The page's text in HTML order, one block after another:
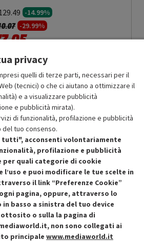
-14.99%
ridotto da
a-29.99%
al carrello
RICONDIZIONATI
del 30% sul prodotto ricondizionato.
vendita Recedere dal contratto qui
privacy
quelli di terze parti, necessari per il
(tecnici) o che ci aiutano a ottimizzare il
e a visualizzare pubblicità
e pubblicità mirata).
di funzionalità, profilazione e pubblicità
tuo consenso.
tutti", acconsenti volontariamente
profilazione e pubblicità
per quali categorie di cookie
l’uso e puoi modificare le tue scelte in
il link “Preferenze Cookie”
pagina, oppure, attraverso lo
basso a sinistra del tuo device
o sulla la pagina di
non sono collegati ai
principale www.mediaworld.it